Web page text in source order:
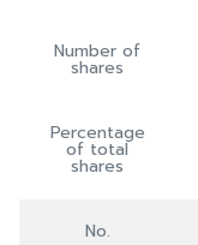
Number of
shares
Percentage
of total
shares
No.